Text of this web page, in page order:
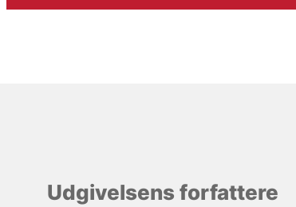
Udgivelsens forfattere